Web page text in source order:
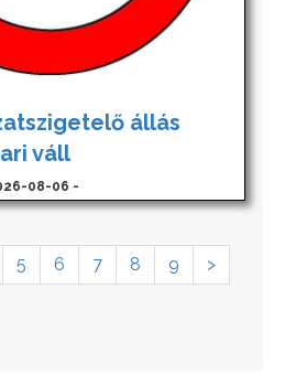
állás
váll
08-06 -
5 6 7 8 9
>